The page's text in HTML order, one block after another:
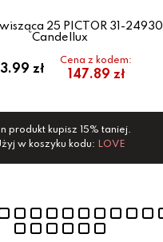
25 PICTOR 31-24930
Candellux
zł
Cena z kodem:
147.89 zł
produkt kupisz 15% taniej.
w koszyku kodu: LOVE